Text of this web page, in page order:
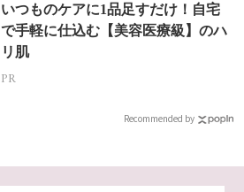
いつものケアに1品足すだけ！自宅
で手軽に仕込む【美容医療級】のハ
リ肌
PR
Recommended by